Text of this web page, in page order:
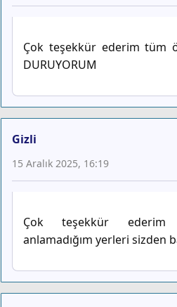
Çok teşekkür ederim tüm
DURUYORUM
Gizli
15 Aralık 2025, 16:19
Çok teşekkür ederim
anlamadığım yerleri sizden